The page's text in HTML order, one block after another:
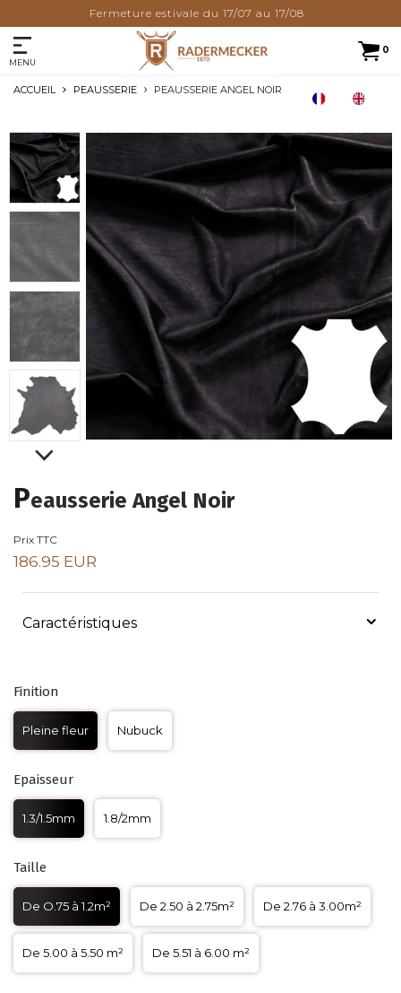
Fermeture estivale du 17/07 au 17/08
0
MENU
ACCUEIL PEAUSSERIE PEAUSSERIE ANGEL NOIR
Peausserie Angel Noir
Prix TTC
186.95 EUR
Caractéristiques
Finition
Pleine fleur Nubuck
Epaisseur
1.3/1.5mm 1.8/2mm
Taille
De O.75 à 1.2m² De 2.50 à 2.75m² De 2.76 à 3.00m²
De 5.00 à 5.50 m² De 5.51 à 6.00 m²